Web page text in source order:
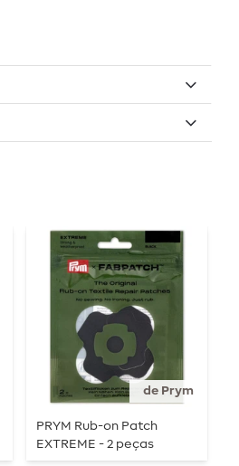
de Prym
PRYM Rub-on Patch
EXTREME - 2 peças